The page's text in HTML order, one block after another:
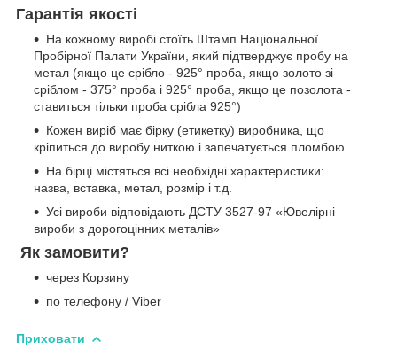
Гарантія якості
На кожному виробі стоїть Штамп Національної
Пробірної Палати України, який підтверджує пробу на
метал (якщо це срібло - 925° проба, якщо золото зі
сріблом - 375° проба і 925° проба, якщо це позолота -
ставиться тільки проба срібла 925°)
Кожен виріб має бірку (етикетку) виробника, що
кріпиться до виробу ниткою і запечатується пломбою
На бірці містяться всі необхідні характеристики:
назва, вставка, метал, розмір і т.д.
Усі вироби відповідають ДСТУ 3527-97 «Ювелірні
вироби з дорогоцінних металів»
Як замовити?
через Корзину
по телефону / Viber
Приховати